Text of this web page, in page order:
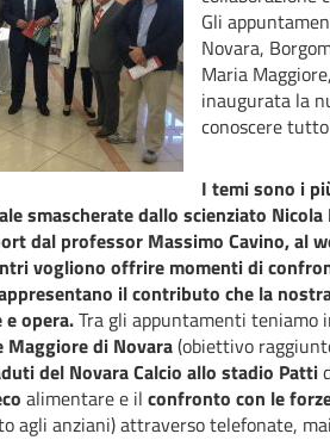
Gli
Novara,
Maria
inaugurata la
conoscere
I temi sono i
smascherate dallo scienziato
dal professor Massimo Cavino, al
vogliono offrire momenti di
il contributo che la
e opera.Tra gli appuntamenti teniamo
Maggiore di Novara(obiettivo
del Novara Calcio allo stadio Patti
alimentare e ilconfronto con le
agli anziani) attraverso telefonate,